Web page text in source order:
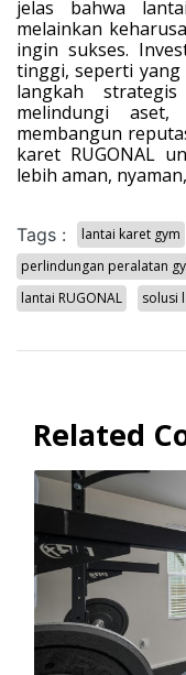
jelas bahwa
melainkan
ingin sukses.
tinggi, seperti yang
langkah
melindungi aset,
membangun
karet RUGONAL
lebih aman,
Tags : lantai karet gym
perlindungan peralatan
lantai RUGONAL
solusi
Related